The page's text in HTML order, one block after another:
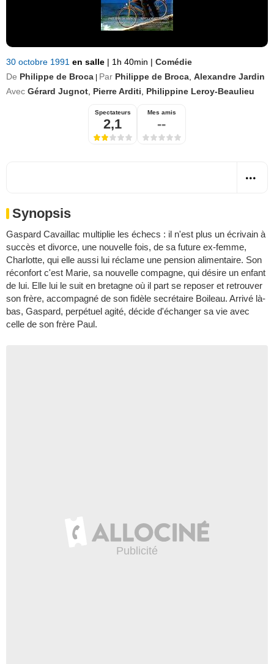
30 octobre 1991 en salle | 1h 40min | Comédie
De Philippe de Broca Par Philippe de Broca Alexandre Jardin
Avec Gérard Jugnot Pierre Arditi Philippine Leroy-Beaulieu
Spectateurs
2,1
Mes amis
--
Synopsis
Gaspard Cavaillac multiplie les échecs : il n'est plus un écrivain à
succès et divorce, une nouvelle fois, de sa future ex-femme,
Charlotte, qui elle aussi lui réclame une pension alimentaire. Son
réconfort c'est Marie, sa nouvelle compagne, qui désire un enfant
de lui. Elle lui le suit en bretagne où il part se reposer et retrouver
son frère, accompagné de son fidèle secrétaire Boileau. Arrivé là-
bas, Gaspard, perpétuel agité, décide d'échanger sa vie avec
celle de son frère Paul.